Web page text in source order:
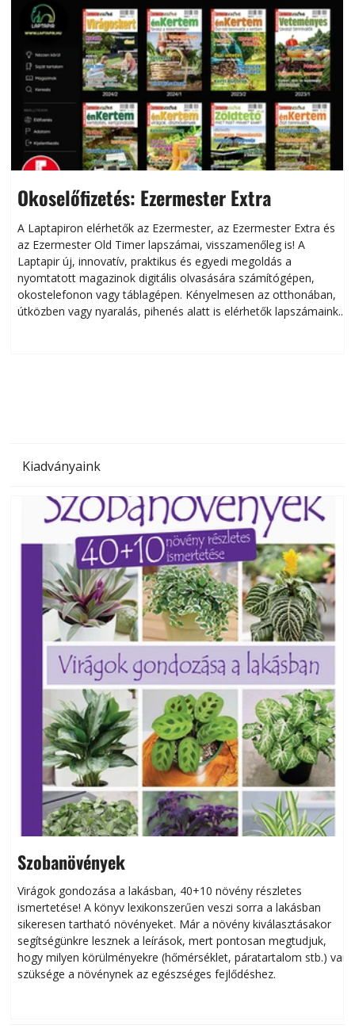
Okoselőfizetés: Ezermester Extra
A Laptapiron elérhetők az Ezermester, az Ezermester Extra és
az Ezermester Old Timer lapszámai, visszamenőleg is! A
Laptapir új, innovatív, praktikus és egyedi megoldás a
nyomtatott magazinok digitális olvasására számítógépen,
okostelefonon vagy táblagépen. Kényelmesen az otthonában,
útközben vagy nyaralás, pihenés alatt is elérhetők lapszámaink.
Kiadványaink
Szobanövények
Virágok gondozása a lakásban, 40+10 növény részletes
ismertetése! A könyv lexikonszerűen veszi sorra a lakásban
sikeresen tart­ha­tó növényeket. Már a növény kiválasztásakor
segítségünkre lesznek a leírások, mert pontosan megtudjuk,
hogy milyen körülményekre (hőmérséklet, páratartalom stb.) van
szüksége a növénynek az egészséges fejlődéshez.